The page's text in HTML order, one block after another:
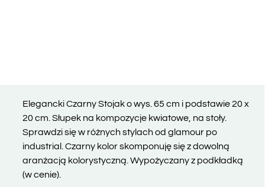
Elegancki Czarny Stojak o wys. 65 cm i podstawie 20 x
20 cm. Słupek na kompozycje kwiatowe, na stoły.
Sprawdzi się w różnych stylach od glamour po
industrial. Czarny kolor skomponuję się z dowolną
aranżacją kolorystyczną. Wypożyczany z podkładką
(w cenie).